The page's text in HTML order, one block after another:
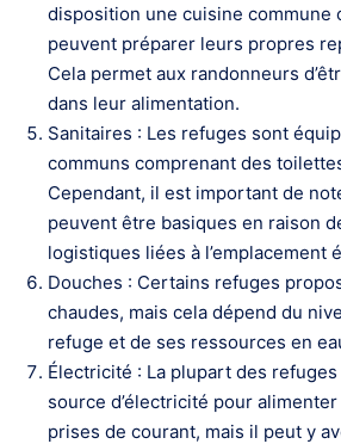
disposition une cuisine commune
peuvent préparer leurs propres
Cela permet aux randonneurs
dans leur alimentation.
Sanitaires : Les refuges sont
communs comprenant des
Cependant, il est important de
peuvent être basiques en raison
logistiques liées à l’emplacement
Douches : Certains refuges
chaudes, mais cela dépend du
refuge et de ses ressources en
Électricité : La plupart des refuges
source d’électricité pour
prises de courant, mais il peut y